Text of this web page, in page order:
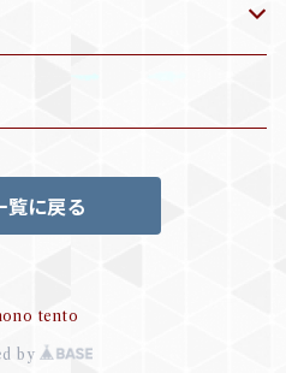
覧に戻る
tento
by